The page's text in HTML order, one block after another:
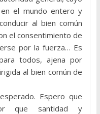
el mundo entero y
al bien común
el consentimiento de
por la fuerza… Es
todos, ajena por
al bien común de
Espero que
que santidad y